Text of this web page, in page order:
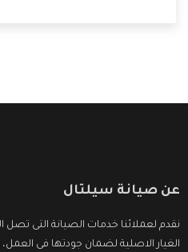
عن صيانة سيلتال
نقدم لعملائنا خدمات الصيانة التى
الغيار الاصلية لضمان جودتها فى